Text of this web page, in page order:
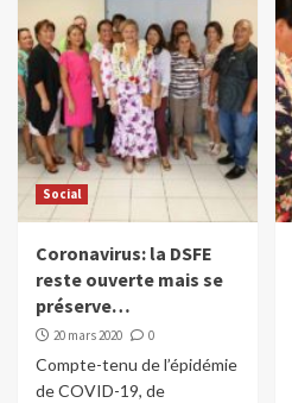
Social
Coronavirus: la DSFE
reste ouverte mais se
préserve…
20 mars 2020 0
Compte-tenu de l’épidémie
de COVID-19, de